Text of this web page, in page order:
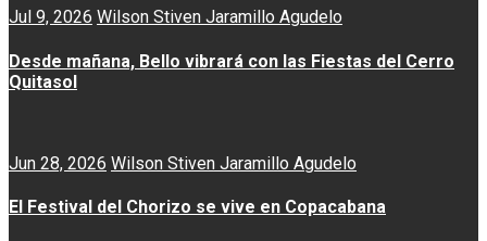
Jul 9, 2026 Wilson Stiven Jaramillo Agudelo
Desde mañana, Bello vibrará con las Fiestas del Cerro
Quitasol
Jun 28, 2026 Wilson Stiven Jaramillo Agudelo
El Festival del Chorizo se vive en Copacabana